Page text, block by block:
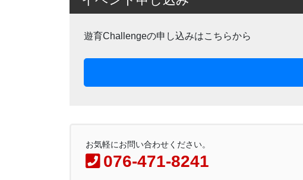
遊育Challengeの申し込みはこちらから
お気軽にお問い合わせください。
076-471-8241